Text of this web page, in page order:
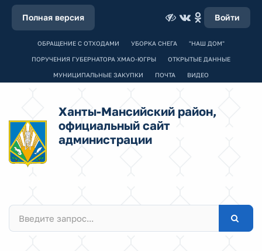
Полная версия Войти
ОБРАЩЕНИЕ С ОТХОДАМИ УБОРКА СНЕГА "НАШ ДОМ"
ПОРУЧЕНИЯ ГУБЕРНАТОРА ХМАО-ЮГРЫ ОТКРЫТЫЕ ДАННЫЕ
МУНИЦИПАЛЬНЫЕ ЗАКУПКИ ПОЧТА ВИДЕО
Ханты-Мансийский район,
официальный сайт
администрации